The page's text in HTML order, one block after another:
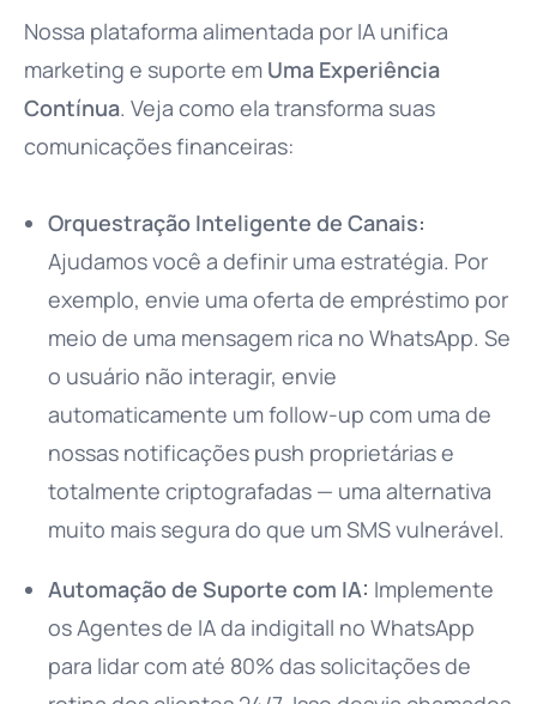
Nossa plataforma alimentada por IA unifica
marketing e suporte em Uma Experiência
Contínua. Veja como ela transforma suas
comunicações financeiras:
Orquestração Inteligente de Canais:
Ajudamos você a definir uma estratégia. Por
exemplo, envie uma oferta de empréstimo por
meio de uma mensagem rica no WhatsApp. Se
o usuário não interagir, envie
automaticamente um follow-up com uma de
nossas notificações push proprietárias e
totalmente criptografadas — uma alternativa
muito mais segura do que um SMS vulnerável.
Automação de Suporte com IA: Implemente
os Agentes de IA da indigitall no WhatsApp
para lidar com até 80% das solicitações de